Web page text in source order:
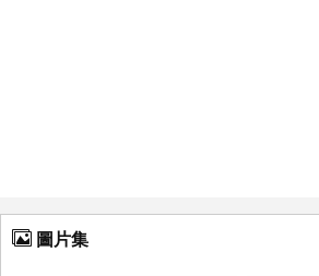
圖片集